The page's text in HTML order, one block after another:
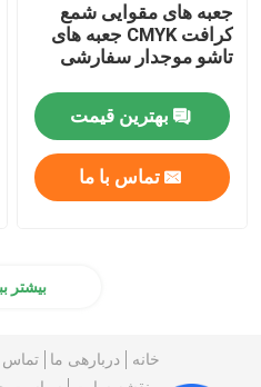
جعبه های مقوایی شمع
کرافت CMYK جعبه های
تاشو موجدار سفارشی
بهترین قیمت
تماس با ما
بیشتر
خانه دربارهی ما تماس